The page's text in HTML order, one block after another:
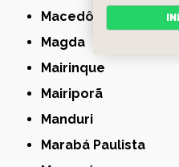
Macedônia
Magda
Mairinque
Mairiporã
Manduri
Marabá Paulista